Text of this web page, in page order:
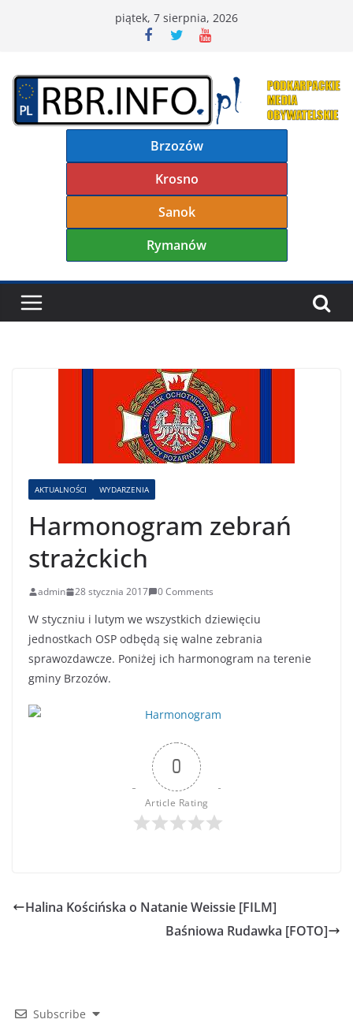
piątek, 7 sierpnia, 2026
Brzozów
Krosno
Sanok
Rymanów
AKTUALNOŚCI WYDARZENIA
Harmonogram zebrań
strażckich
admin 28 stycznia 2017 0 Comments
W styczniu i lutym we wszystkich dziewięciu
jednostkach OSP odbędą się walne zebrania
sprawozdawcze. Poniżej ich harmonogram na terenie
gminy Brzozów.
0
Article Rating
Halina Kościńska o Natanie Weissie [FILM]
Baśniowa Rudawka [FOTO]
Subscribe